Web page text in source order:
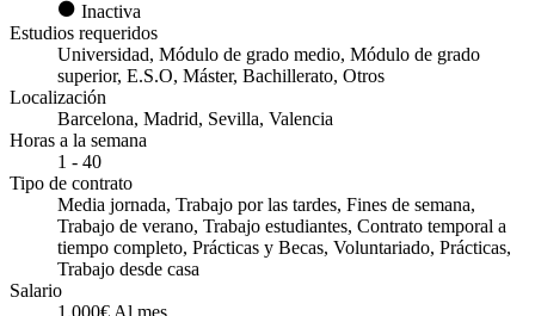
Inactiva
Estudios requeridos
Universidad, Módulo de grado medio, Módulo de grado
superior, E.S.O, Máster, Bachillerato, Otros
Localización
Barcelona, Madrid, Sevilla, Valencia
Horas a la semana
1 - 40
Tipo de contrato
Media jornada, Trabajo por las tardes, Fines de semana,
Trabajo de verano, Trabajo estudiantes, Contrato temporal a
tiempo completo, Prácticas y Becas, Voluntariado, Prácticas,
Trabajo desde casa
Salario